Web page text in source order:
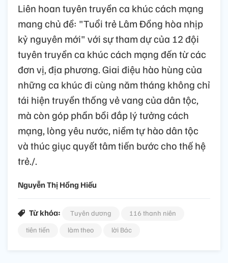
Liên hoan tuyên truyền ca khúc cách mạng
mang chủ đề: "Tuổi trẻ Lâm Đồng hòa nhịp
kỷ nguyên mới" với sự tham dự của 12 đội
tuyên truyền ca khúc cách mạng đến từ các
đơn vị, địa phương. Giai điệu hào hùng của
những ca khúc đi cùng năm tháng không chỉ
tái hiện truyền thống vẻ vang của dân tộc,
mà còn góp phần bồi đắp lý tưởng cách
mạng, lòng yêu nước, niềm tự hào dân tộc
và thúc giục quyết tâm tiến bước cho thế hệ
trẻ./.
Nguyễn Thị Hồng Hiếu
Từ khóa: Tuyên dương
116 thanh niên
tiên tiến
làm theo lời Bác